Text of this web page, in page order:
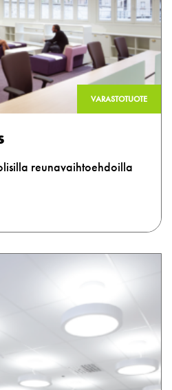
VARASTOTUOTE
reunavaihtoehdoilla